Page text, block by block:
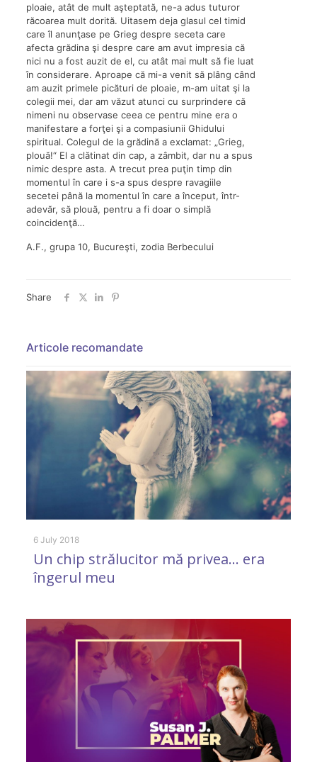
ploaie, atât de mult aşteptată, ne-a adus tuturor
răcoarea mult dorită. Uitasem deja glasul cel timid
care îl anunţase pe Grieg despre seceta care
afecta grădina şi despre care am avut impresia că
nici nu a fost auzit de el, cu atât mai mult să fie luat
în considerare. Aproape că mi-a venit să plâng când
am auzit primele picături de ploaie, m-am uitat şi la
colegii mei, dar am văzut atunci cu surprindere că
nimeni nu observase ceea ce pentru mine era o
manifestare a forţei şi a compasiunii Ghidului
spiritual. Colegul de la grădină a exclamat: „Grieg,
plouă!“ El a clătinat din cap, a zâmbit, dar nu a spus
nimic despre asta. A trecut prea puţin timp din
momentul în care i s-a spus despre ravagiile
secetei până la momentul în care a început, într-
adevăr, să plouă, pentru a fi doar o simplă
coincidenţă…
A.F., grupa 10, Bucureşti, zodia Berbecului
Share
Articole recomandate
6 July 2018
Un chip strălucitor mă privea… era
îngerul meu